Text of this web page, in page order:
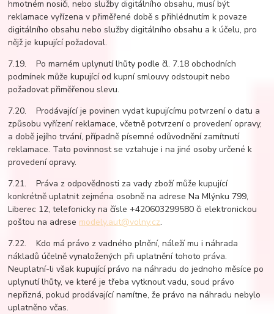
hmotném nosiči, nebo služby digitálního obsahu, musí být
reklamace vyřízena v přiměřené době s přihlédnutím k povaze
digitálního obsahu nebo služby digitálního obsahu a k účelu, pro
nějž je kupující požadoval.
7.19. Po marném uplynutí lhůty podle čl. 7.18 obchodních
podmínek může kupující od kupní smlouvy odstoupit nebo
požadovat přiměřenou slevu.
7.20. Prodávající je povinen vydat kupujícímu potvrzení o datu a
způsobu vyřízení reklamace, včetně potvrzení o provedení opravy,
a době jejího trvání, případně písemné odůvodnění zamítnutí
reklamace. Tato povinnost se vztahuje i na jiné osoby určené k
provedení opravy.
7.21. Práva z odpovědnosti za vady zboží může kupující
konkrétně uplatnit zejména osobně na adrese Na Mlýnku 799,
Liberec 12, telefonicky na čísle +420603299580 či elektronickou
poštou na adrese modely.aut@volny.cz.
7.22. Kdo má právo z vadného plnění, náleží mu i náhrada
nákladů účelně vynaložených při uplatnění tohoto práva.
Neuplatní-li však kupující právo na náhradu do jednoho měsíce po
uplynutí lhůty, ve které je třeba vytknout vadu, soud právo
nepřizná, pokud prodávající namítne, že právo na náhradu nebylo
uplatněno včas.